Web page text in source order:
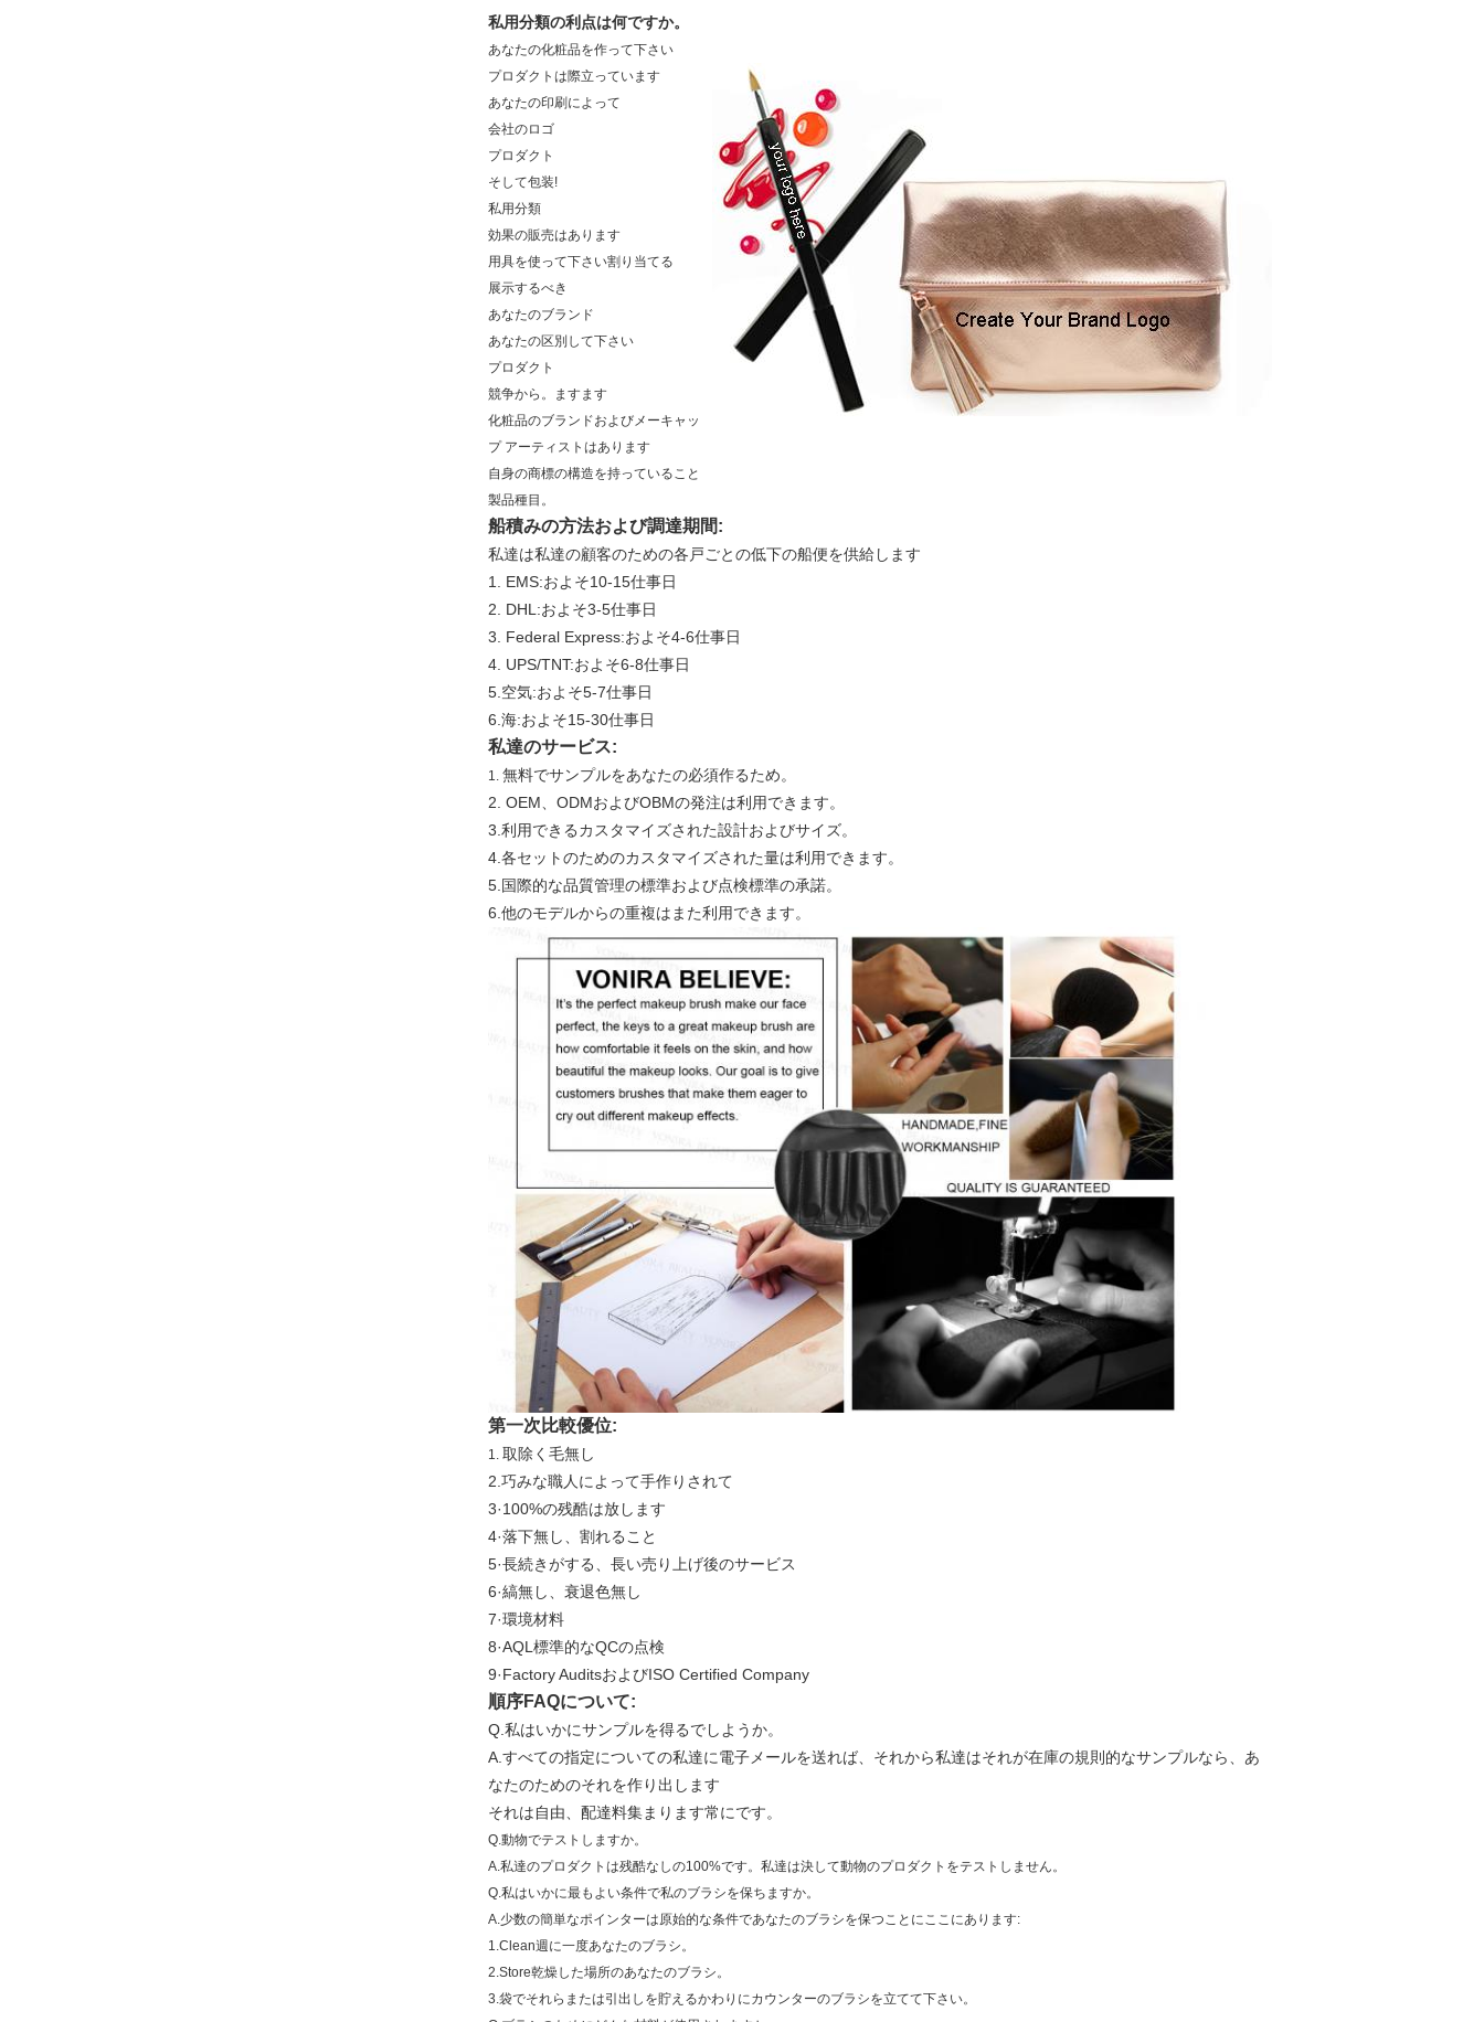
私用分類の利点は何ですか。
あなたの化粧品を作って下さい
プロダクトは際立っています
あなたの印刷によって
会社のロゴ
プロダクト
そして包装!
私用分類
効果の販売はあります
用具を使って下さい割り当てる
展示するべき
あなたのブランド
あなたの区別して下さい
プロダクト
競争から。ますます
化粧品のブランドおよびメーキャッ
プ アーティストはあります
自身の商標の構造を持っていること
製品種目。
船積みの方法および調達期間:
私達は私達の顧客のための各戸ごとの低下の船便を供給します
1. EMS:およそ10-15仕事日
2. DHL:およそ3-5仕事日
3. Federal Express:およそ4-6仕事日
4. UPS/TNT:およそ6-8仕事日
5.空気:およそ5-7仕事日
6.海:およそ15-30仕事日
私達のサービス:
1. 無料でサンプルをあなたの必須作るため。
2. OEM、ODMおよびOBMの発注は利用できます。
3.利用できるカスタマイズされた設計およびサイズ。
4.各セットのためのカスタマイズされた量は利用できます。
5.国際的な品質管理の標準および点検標準の承諾。
6.他のモデルからの重複はまた利用できます。
第一次比較優位:
1. 取除く毛無し
2.巧みな職人によって手作りされて
3·100%の残酷は放します
4·落下無し、割れること
5·長続きがする、長い売り上げ後のサービス
6·縞無し、衰退色無し
7·環境材料
8·AQL標準的なQCの点検
9·Factory AuditsおよびISO Certified Company
順序FAQについて:
Q.私はいかにサンプルを得るでしようか。
A.すべての指定についての私達に電子メールを送れば、それから私達はそれが在庫の規則的なサンプルなら、あ
なたのためのそれを作り出します
それは自由、配達料集まります常にです。
Q.動物でテストしますか。
A.私達のプロダクトは残酷なしの100%です。私達は決して動物のプロダクトをテストしません。
Q.私はいかに最もよい条件で私のブラシを保ちますか。
A.少数の簡単なポインターは原始的な条件であなたのブラシを保つことにここにあります:
1.Clean週に一度あなたのブラシ。
2.Store乾燥した場所のあなたのブラシ。
3.袋でそれらまたは引出しを貯えるかわりにカウンターのブラシを立てて下さい。